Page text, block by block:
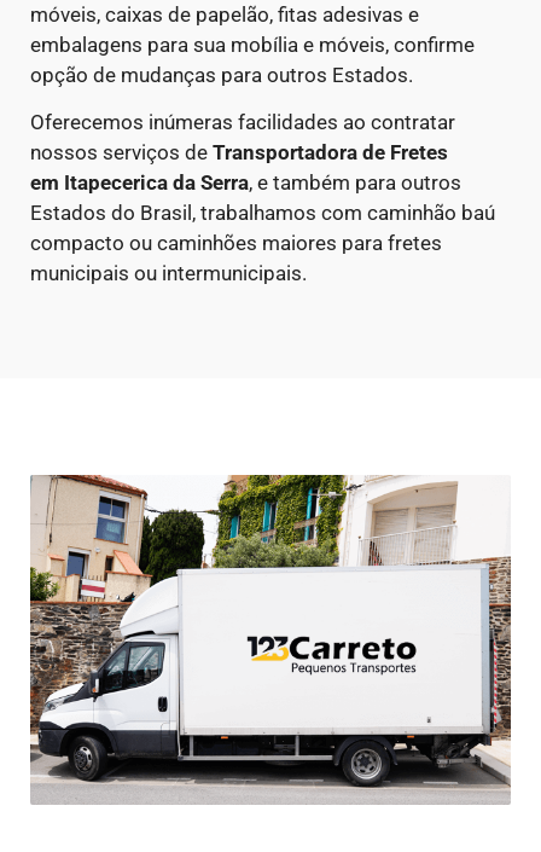
móveis, caixas de papelão, fitas adesivas e
embalagens para sua mobília e móveis, confirme
opção de mudanças para outros Estados.
Oferecemos inúmeras facilidades ao contratar
nossos serviços de Transportadora de Fretes
em Itapecerica da Serra, e também para outros
Estados do Brasil, trabalhamos com caminhão baú
compacto ou caminhões maiores para fretes
municipais ou intermunicipais.